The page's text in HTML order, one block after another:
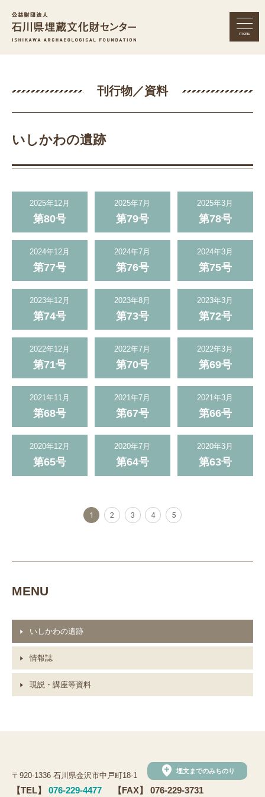
menu
刊行物／資料
いしかわの遺跡
2025年12月
第80号
2025年7月
第79号
2025年3月
第78号
2024年12月
第77号
2024年7月
第76号
2024年3月
第75号
2023年12月
第74号
2023年8月
第73号
2023年3月
第72号
2022年12月
第71号
2022年7月
第70号
2022年3月
第69号
2021年11月
第68号
2021年7月
第67号
2021年3月
第66号
2020年12月
第65号
2020年7月
第64号
2020年3月
第63号
1 2 3 4 5
MENU
いしかわの遺跡
情報誌
現説・講座等資料
〒920-1336 石川県金沢市中戸町18-1 add_location 埋文までのみちのり
【TEL】 076-229-4477 【FAX】 076-229-3731